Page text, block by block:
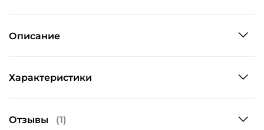
Описание
Характеристики
Отзывы (1)